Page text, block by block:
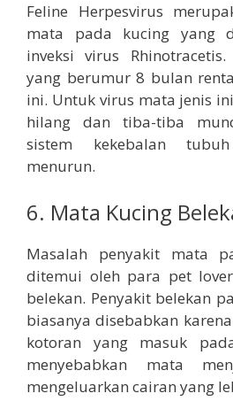
Feline Herpesvirus
mata pada kucing yang
inveksi virus
yang berumur 8 bulan
ini. Untuk virus mata jenis
hilang dan tiba-tiba
sistem kekebalan
menurun.
6. Mata Kucing
Masalah penyakit mata
ditemui oleh para pet
belekan. Penyakit belekan
biasanya disebabkan
kotoran yang masuk
menyebabkan mata
mengeluarkan cairan yang